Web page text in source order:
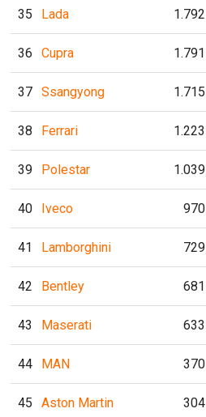
35 Lada 1.792
36 Cupra 1.791
37 Ssangyong 1.715
38 Ferrari 1.223
39 Polestar 1.039
40 Iveco 970
41 Lamborghini 729
42 Bentley 681
43 Maserati 633
44 MAN 370
45 Aston Martin 304